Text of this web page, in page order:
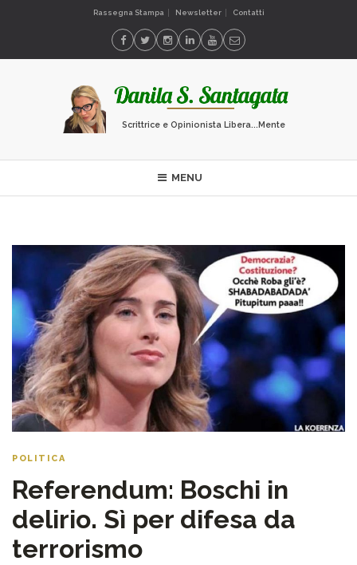
Rassegna Stampa Newsletter Contatti
Scrittrice e Opinionista Libera...Mente
MENU
POLITICA
Referendum: Boschi in
delirio. Sì per difesa da
terrorismo